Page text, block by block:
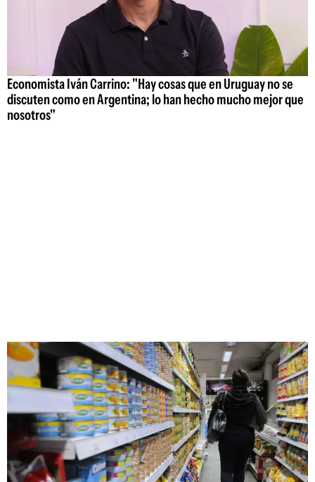
Economista Iván Carrino: "Hay cosas que en Uruguay no se
discuten como en Argentina; lo han hecho mucho mejor que
nosotros"